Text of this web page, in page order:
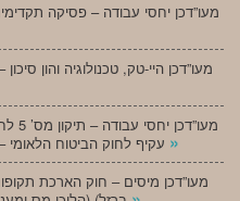
מעו”דכן יחסי עבודה – פסיקה
מעו”דכן היי-טק, טכנולוגיה והון
»
מעו”דכן מיסים – חוק הארכת